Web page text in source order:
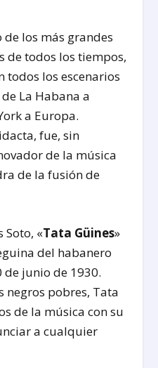
los más grandes
de todos los tiempos,
todos los escenarios
La Habana a
a Europa.
fue, sin
de la música
de la fusión de
Soto, «Tata Güines»
del habanero
de junio de 1930.
negros pobres, Tata
de la música con su
a cualquier